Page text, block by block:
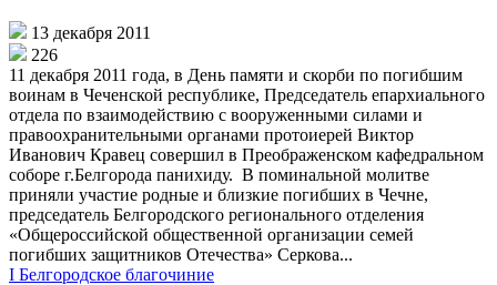
13 декабря 2011
226
11 декабря 2011 года, в День памяти и скорби по погибшим
воинам в Чеченской республике, Председатель епархиального
отдела по взаимодействию с вооруженными силами и
правоохранительными органами протоиерей Виктор
Иванович Кравец совершил в Преображенском кафедральном
соборе г.Белгорода панихиду. В поминальной молитве
приняли участие родные и близкие погибших в Чечне,
председатель Белгородского регионального отделения
«Общероссийской общественной организации семей
погибших защитников Отечества» Серкова...
I Белгородское благочиние